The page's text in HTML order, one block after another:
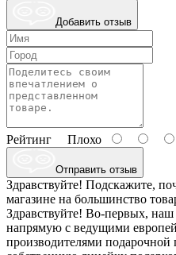
Добавить отзыв
Рейтинг Плохо
Отправить отзыв
Здравствуйте! Подскажите,
магазине на большинство
Здравствуйте! Во-первых, наш
напрямую с ведущими
производителями